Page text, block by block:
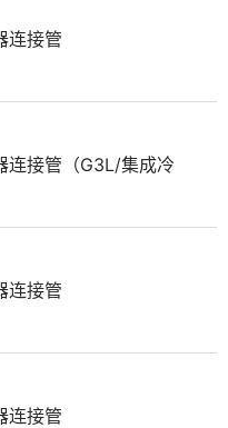
连接管
连接管（G3L/集成冷
连接管
连接管